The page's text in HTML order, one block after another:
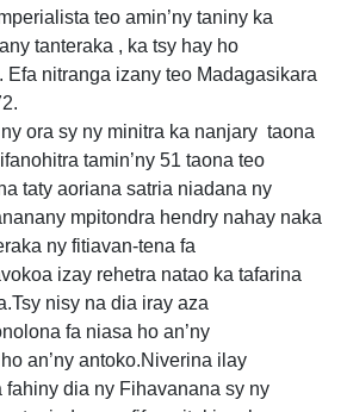
teo amin’ny taniny ka
tanteraka , ka tsy hay ho
Efa nitranga izany teo Madagasikara
ora sy ny minitra ka nanjary taona
tamin’ny 51 taona teo
taty aoriana satria niadana ny
mpitondra hendry nahay naka
ny fitiavan-tena fa
izay rehetra natao ka tafarina
nisy na dia iray aza
fa niasa ho an’ny
an’ny antoko.Niverina ilay
fahiny dia ny Fihavanana sy ny